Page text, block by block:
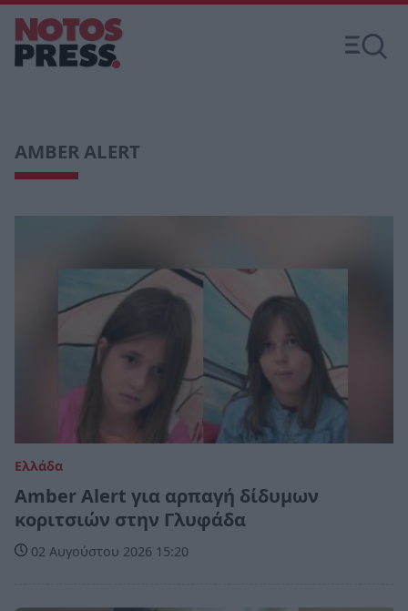
AMBER ALERT
Ελλάδα
Amber Alert για αρπαγή δίδυμων
κοριτσιών στην Γλυφάδα
02 Αυγούστου 2026 15:20